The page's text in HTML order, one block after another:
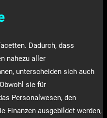
Dadurch, dass
nahezu aller
unterscheiden sich auch
sie für
Personalwesen, den
Finanzen ausgebildet werden,